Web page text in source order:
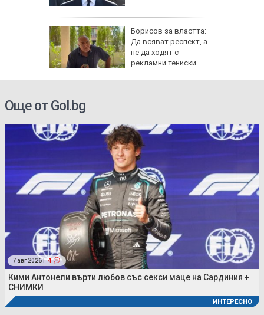
Борисов за властта:
Да всяват респект, а
не да ходят с
рекламни тениски
Още от Gol.bg
7 авг 2026 | 4
Кими Антонели върти любов със секси маце на Сардиния +
СНИМКИ
ИНТЕРЕСНО